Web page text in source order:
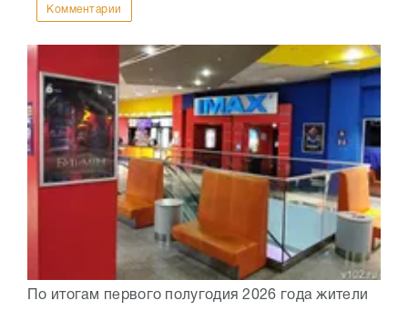
Комментарии
По итогам первого полугодия 2026 года жители